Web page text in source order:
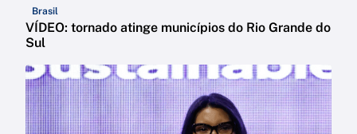
Brasil
VÍDEO: tornado atinge municípios do Rio Grande do
Sul